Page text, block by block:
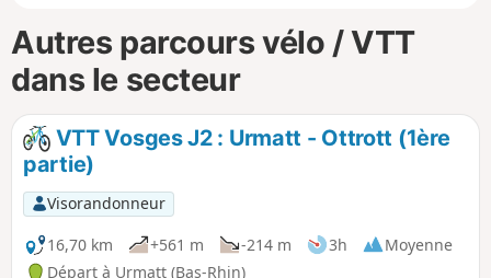
Autres parcours vélo / VTT
dans le secteur
VTT Vosges J2 : Urmatt - Ottrott (1ère
partie)
Visorandonneur
16,70 km
+561 m -214 m 3h
Moyenne
Départ à Urmatt (Bas-Rhin)